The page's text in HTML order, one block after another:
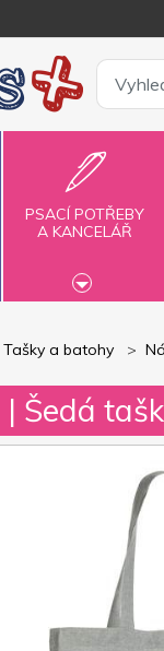
PSACÍ POTŘEBY
A KANCELÁŘ
Tašky a batohy
| Šedá